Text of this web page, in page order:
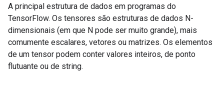
A principal estrutura de dados em programas do
TensorFlow. Os tensores são estruturas de dados N-
dimensionais (em que N pode ser muito grande), mais
comumente escalares, vetores ou matrizes. Os elementos
de um tensor podem conter valores inteiros, de ponto
flutuante ou de string.